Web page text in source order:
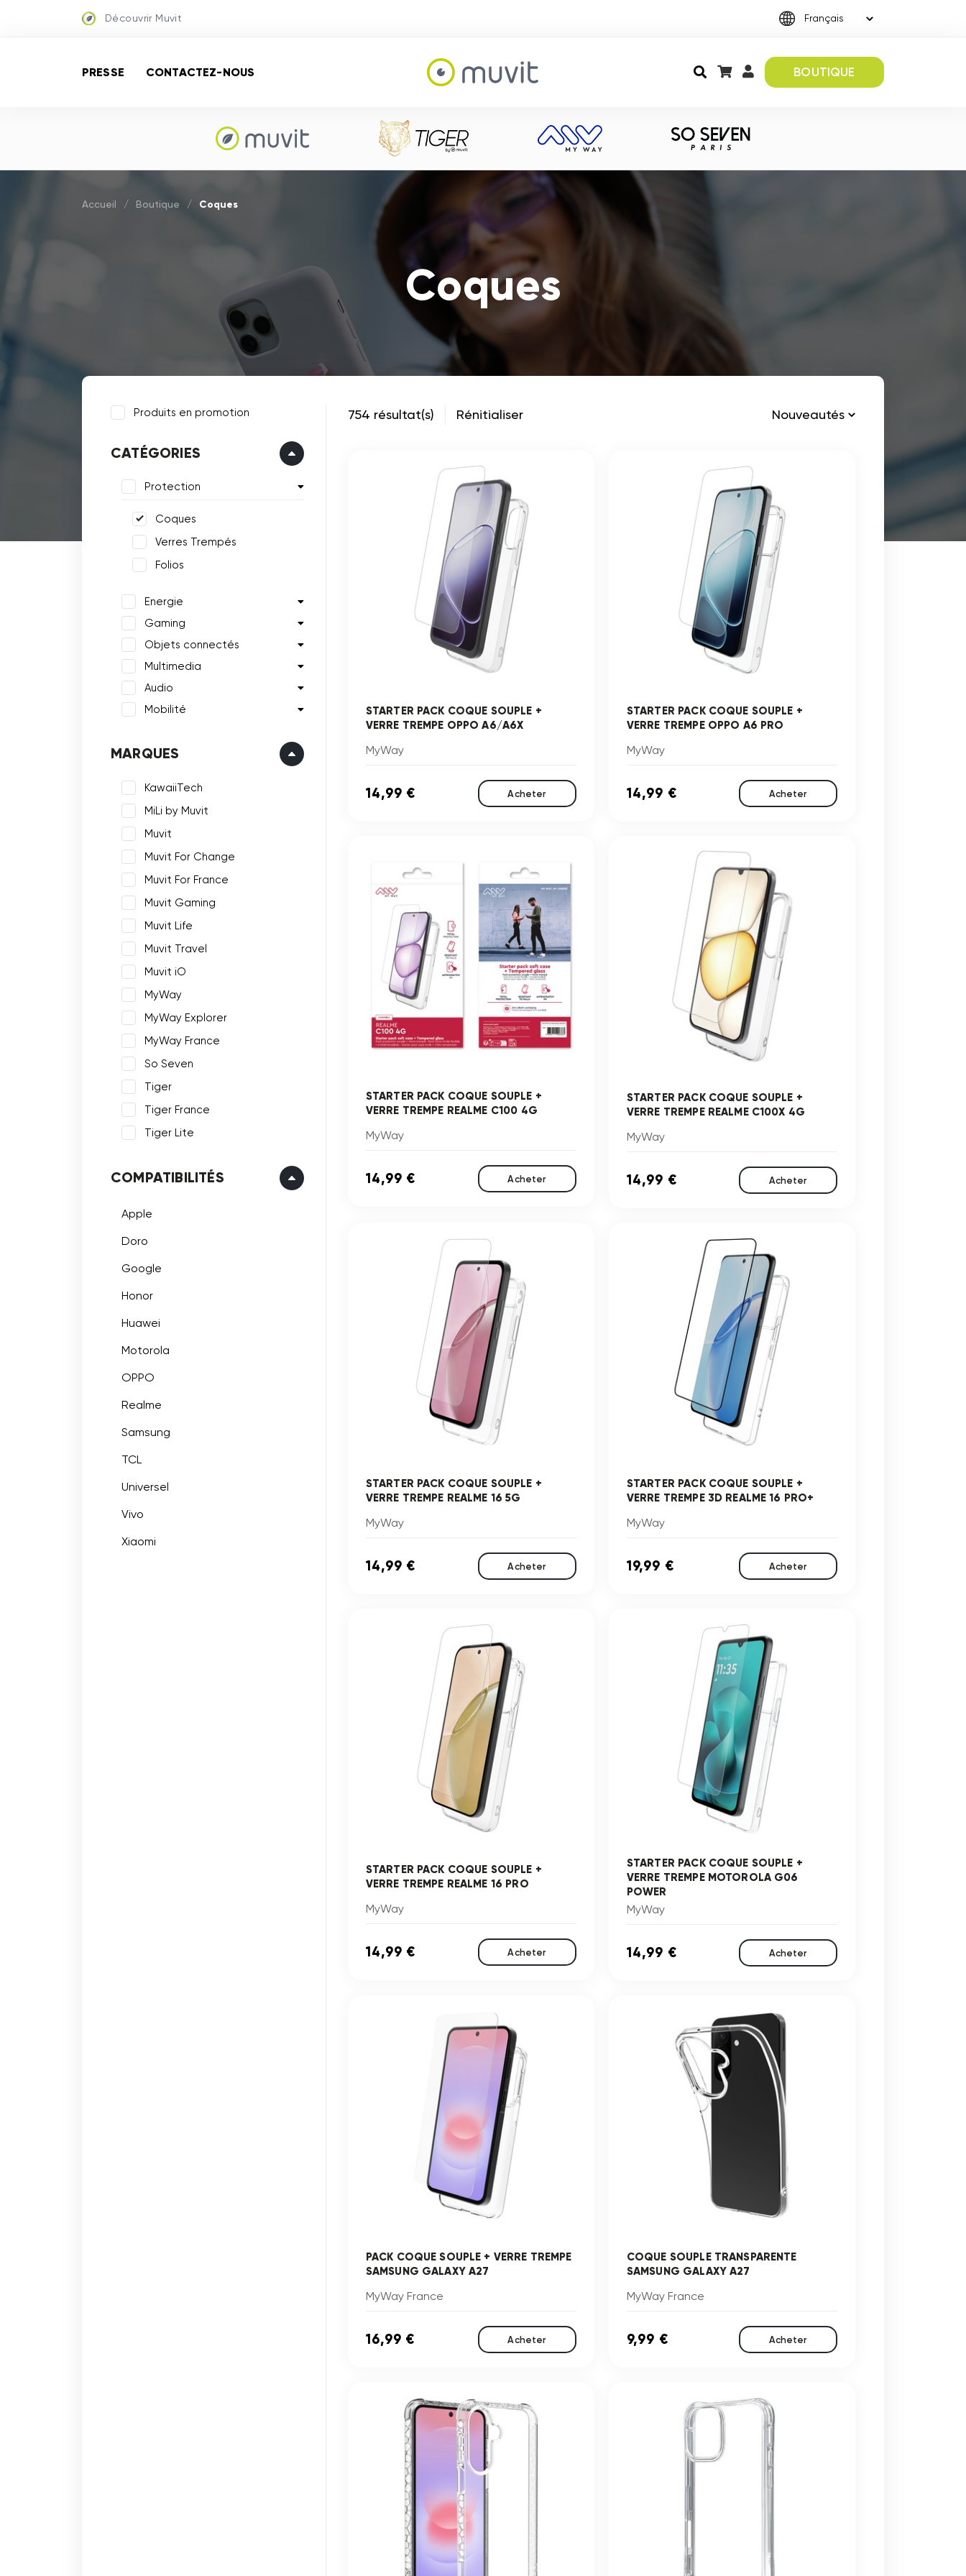
Découvrir Muvit
PRESSE CONTACTEZ-NOUS BOUTIQUE
Accueil / Boutique / Coques
Coques
Produits en promotion
CATÉGORIES
Protection
Coques
Verres Trempés
Folios
Energie
Gaming
Objets connectés
Multimedia
Audio
Mobilité
MARQUES
KawaiiTech
MiLi by Muvit
Muvit
Muvit For Change
Muvit For France
Muvit Gaming
Muvit Life
Muvit Travel
Muvit iO
MyWay
MyWay Explorer
MyWay France
So Seven
Tiger
Tiger France
Tiger Lite
COMPATIBILITÉS
Apple
Doro
Google
Honor
Huawei
Motorola
OPPO
Realme
Samsung
TCL
Universel
Vivo
Xiaomi
754 résultat(s) Rénitialiser
STARTER PACK COQUE SOUPLE +
VERRE TREMPE OPPO A6/A6X
MyWay
14,99 € Acheter
STARTER PACK COQUE SOUPLE +
VERRE TREMPE OPPO A6 PRO
MyWay
14,99 € Acheter
STARTER PACK COQUE SOUPLE +
VERRE TREMPE REALME C100 4G
MyWay
14,99 € Acheter
STARTER PACK COQUE SOUPLE +
VERRE TREMPE REALME C100X 4G
MyWay
14,99 € Acheter
STARTER PACK COQUE SOUPLE +
VERRE TREMPE REALME 16 5G
MyWay
14,99 € Acheter
STARTER PACK COQUE SOUPLE +
VERRE TREMPE 3D REALME 16 PRO+
MyWay
19,99 € Acheter
STARTER PACK COQUE SOUPLE +
VERRE TREMPE REALME 16 PRO
MyWay
14,99 € Acheter
STARTER PACK COQUE SOUPLE +
VERRE TREMPE MOTOROLA G06
POWER
MyWay
14,99 € Acheter
PACK COQUE SOUPLE + VERRE TREMPE
SAMSUNG GALAXY A27
MyWay France
16,99 € Acheter
COQUE SOUPLE TRANSPARENTE
SAMSUNG GALAXY A27
MyWay France
9,99 € Acheter